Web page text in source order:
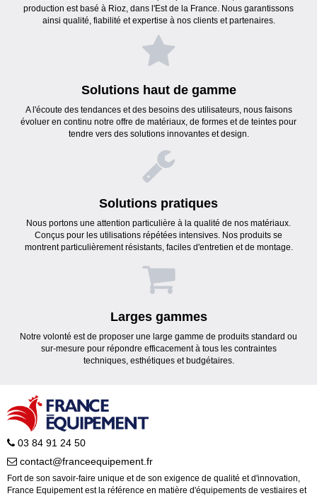
production est basé à Rioz, dans l'Est de la France. Nous garantissons
ainsi qualité, fiabilité et expertise à nos clients et partenaires.
Solutions haut de gamme
A l'écoute des tendances et des besoins des utilisateurs, nous faisons
évoluer en continu notre offre de matériaux, de formes et de teintes pour
tendre vers des solutions innovantes et design.
Solutions pratiques
Nous portons une attention particulière à la qualité de nos matériaux.
Conçus pour les utilisations répétées intensives. Nos produits se
montrent particulièrement résistants, faciles d'entretien et de montage.
Larges gammes
Notre volonté est de proposer une large gamme de produits standard ou
sur-mesure pour répondre efficacement à tous les contraintes
techniques, esthétiques et budgétaires.
03 84 91 24 50
contact@franceequipement.fr
Fort de son savoir-faire unique et de son exigence de qualité et d'innovation,
France Equipement est la référence en matière d'équipements de vestiaires et